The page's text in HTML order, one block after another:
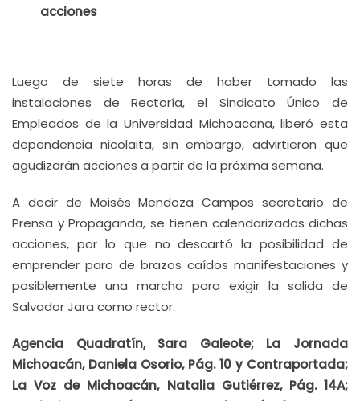
acciones
Luego de siete horas de haber tomado las
instalaciones de Rectoría, el Sindicato Único de
Empleados de la Universidad Michoacana, liberó esta
dependencia nicolaita, sin embargo, advirtieron que
agudizarán acciones a partir de la próxima semana.
A decir de Moisés Mendoza Campos secretario de
Prensa y Propaganda, se tienen calendarizadas dichas
acciones, por lo que no descartó la posibilidad de
emprender paro de brazos caídos manifestaciones y
posiblemente una marcha para exigir la salida de
Salvador Jara como rector.
Agencia Quadratín, Sara Galeote; La Jornada
Michoacán, Daniela Osorio, Pág. 10 y Contraportada;
La Voz de Michoacán, Natalia Gutiérrez, Pág. 14A;